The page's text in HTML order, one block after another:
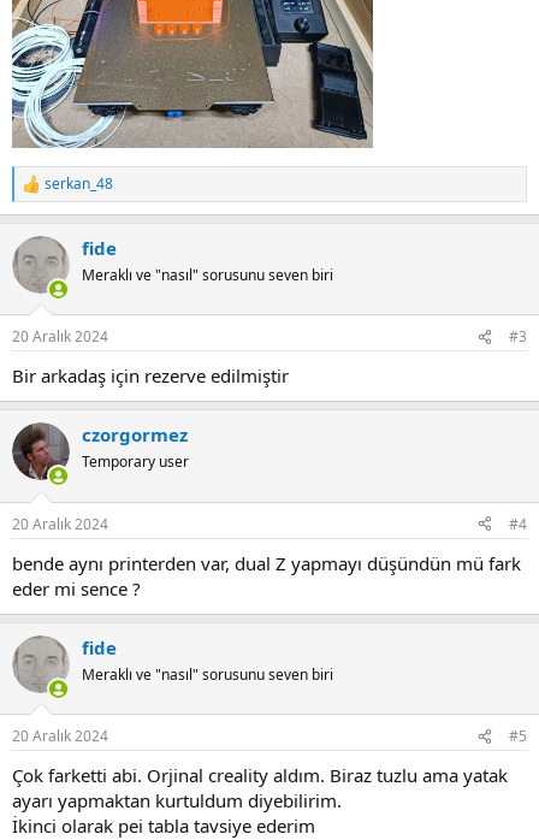
R
e
c
t
i
n
s
serkan_48
fide
Meraklı ve "nasıl" sorusunu seven biri
20 Aralık 2024 #3
Bir arkadaş için rezerve edilmiştir
czorgormez
Temporary user
20 Aralık 2024 #4
bende aynı printerden var, dual Z yapmayı düşündün mü fark
eder mi sence ?
fide
Meraklı ve "nasıl" sorusunu seven biri
20 Aralık 2024 #5
Çok farketti abi. Orjinal creality aldım. Biraz tuzlu ama yatak
ayarı yapmaktan kurtuldum diyebilirim.
İkinci olarak pei tabla tavsiye ederim